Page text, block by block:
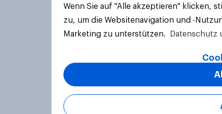
Wenn Sie auf "Alle akzeptieren" klicken,
zu, um die Websitenavigation und -
Marketing zu unterstützen.
Datenschutz